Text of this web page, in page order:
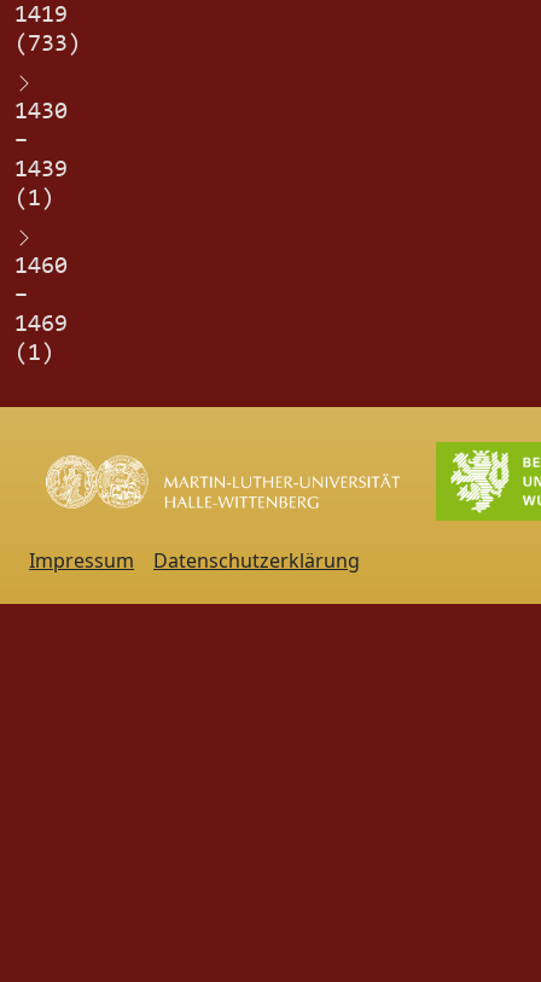
1419
(733)
1430
–
1439
(1)
1460
–
1469
(1)
Impressum Datenschutzerklärung